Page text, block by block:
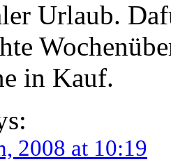
Urlaub.
in Kauf.
2008 at 10:19